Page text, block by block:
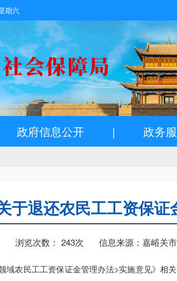
期六
政府信息公开 | 政务
于退还农民工工资保证
浏览次数： 243次 信息来源：嘉峪关
域农民工工资保证金管理办法>实施意见》相